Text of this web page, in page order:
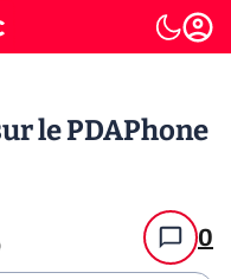
le PDAPhone
0